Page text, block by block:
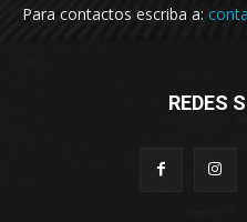
Para contactos escriba a:
REDES